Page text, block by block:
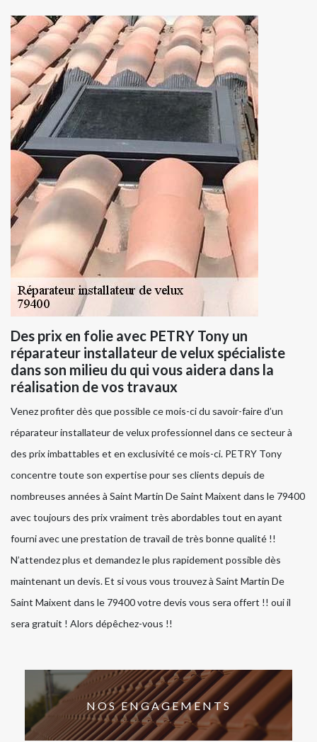
Des prix en folie avec PETRY Tony un
réparateur installateur de velux spécialiste
dans son milieu du qui vous aidera dans la
réalisation de vos travaux
Venez profiter dès que possible ce mois-ci du savoir-faire d’un
réparateur installateur de velux professionnel dans ce secteur à
des prix imbattables et en exclusivité ce mois-ci. PETRY Tony
concentre toute son expertise pour ses clients depuis de
nombreuses années à Saint Martin De Saint Maixent dans le 79400
avec toujours des prix vraiment très abordables tout en ayant
fourni avec une prestation de travail de très bonne qualité !!
N’attendez plus et demandez le plus rapidement possible dès
maintenant un devis. Et si vous vous trouvez à Saint Martin De
Saint Maixent dans le 79400 votre devis vous sera offert !! oui il
sera gratuit ! Alors dépêchez-vous !!
NOS ENGAGEMENTS